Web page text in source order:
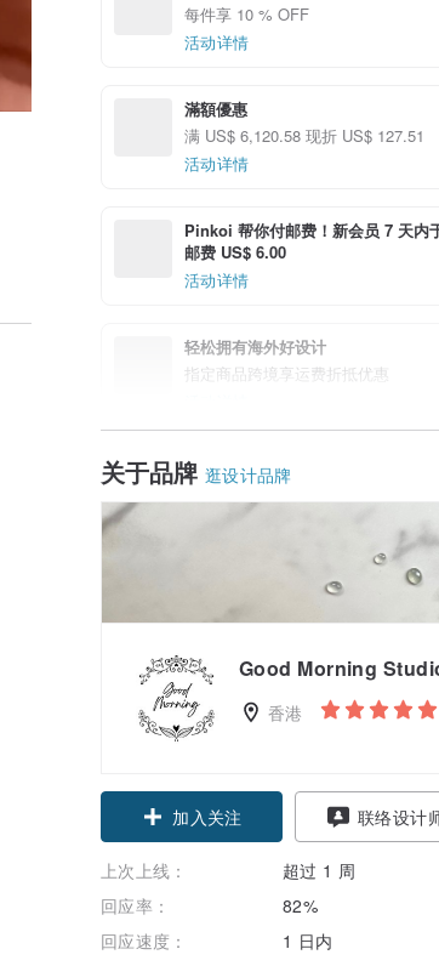
每件享 10 % OFF
活动详情
滿額優惠
满 US$ 6,120.58 现折 US$ 127.51
活动详情
Pinkoi 帮你付邮费！新会员 7 天内
邮费 US$ 6.00
活动详情
轻松拥有海外好设计
指定商品跨境享运费折抵优惠
关于品牌 逛设计品牌
Good Morning
香港
加入关注 联络设计
上次上线：
超过 1 周
回应率：
82%
回应速度：
1 日内